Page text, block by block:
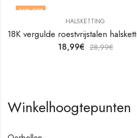
34% OFF
HALSKETTING
18,99€ 28,99€
Winkelhoogtepunten